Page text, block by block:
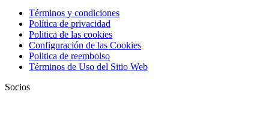
Términos y condiciones
Política de privacidad
Politica de las cookies
Configuración de las Cookies
Politica de reembolso
Términos de Uso del Sitio Web
Socios